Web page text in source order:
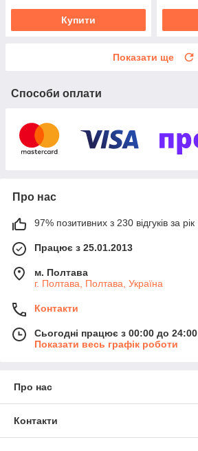
Купити
Показати ще
Способи оплати
Про нас
97% позитивних з 230 відгуків за рік
Працює з 25.01.2013
м. Полтава
г. Полтава, Полтава, Україна
Контакти
Сьогодні працює з 00:00 до 24:00
Показати весь графік роботи
Про нас
Контакти